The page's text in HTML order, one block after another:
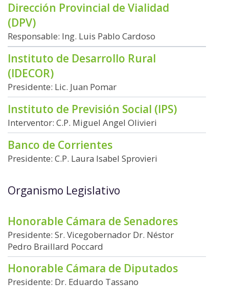
Dirección Provincial de Vialidad
(DPV)
Responsable: Ing. Luis Pablo Cardoso
Instituto de Desarrollo Rural
(IDECOR)
Presidente: Lic. Juan Pomar
Instituto de Previsión Social (IPS)
Interventor: C.P. Miguel Angel Olivieri
Banco de Corrientes
Presidente: C.P. Laura Isabel Sprovieri
Organismo Legislativo
Honorable Cámara de Senadores
Presidente: Sr. Vicegobernador Dr. Néstor
Pedro Braillard Poccard
Honorable Cámara de Diputados
Presidente: Dr. Eduardo Tassano